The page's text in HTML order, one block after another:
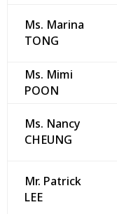
Ms. Marina
TONG
Ms. Mimi
POON
Ms. Nancy
CHEUNG
Mr. Patrick
LEE